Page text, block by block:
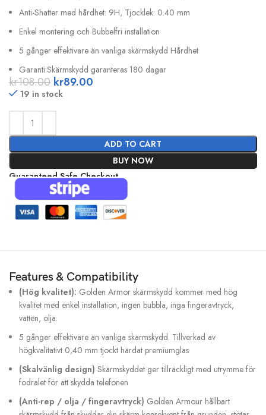
Anti-Shatter med hårdhet: 9H, Tjocklek: 0.40 mm
Enkel montering och Bubbelfri installation
5 gånger effektivare än vanliga skärmskydd Hårdhet
Garanti:Skärmskydd garanteras 180 dagar
kr108.00 kr89.00
19 in stock
ADD TO CART
BUY NOW
Guaranteed Safe Checkout
Features & Compatibility
(Hög kvalitet): Golden Armor skärmskydd kommer med hög
kvalitet med enkel installation, ingen bubbla, inga fingeravtryck,
vatten, olja.
5 gånger effektivare än vanliga skärmskydd. Tillverkad av
högkvalitativt 0,40 mm tjockt härdat premiumglas
(Skalvänlig design) Skärmskyddet ger tillräckligt med utrymme för
fodralet för att skydda telefonen
(Anti-rep / olja / fingeravtryck) Golden Armour hållbart